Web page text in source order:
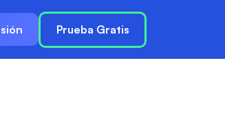
Prueba Gratis